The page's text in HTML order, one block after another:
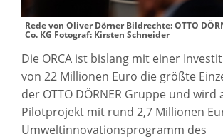
Rede von Oliver Dörner Bildrechte: OTTO
Co. KG Fotograf: Kirsten Schneider
Die ORCA ist bislang mit einer
von 22 Millionen Euro die größte
der OTTO DÖRNER Gruppe und wird
Pilotprojekt mit rund 2,7 Millionen
Umweltinnovationsprogramm des